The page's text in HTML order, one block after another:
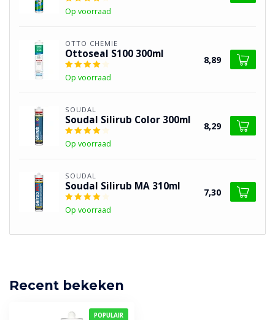
Op voorraad
OTTO CHEMIE
Ottoseal S100 300ml
Op voorraad
8,89
SOUDAL
Soudal Silirub Color 300ml
Op voorraad
8,29
SOUDAL
Soudal Silirub MA 310ml
Op voorraad
7,30
Recent bekeken
POPULAIR